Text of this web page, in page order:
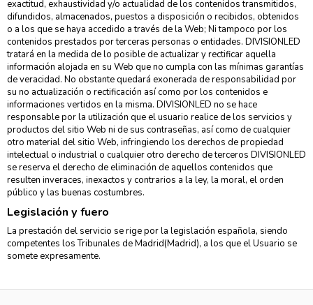
exactitud, exhaustividad y/o actualidad de los contenidos transmitidos,
difundidos, almacenados, puestos a disposición o recibidos, obtenidos
o a los que se haya accedido a través de la Web; Ni tampoco por los
contenidos prestados por terceras personas o entidades. DIVISIONLED
tratará en la medida de lo posible de actualizar y rectificar aquella
información alojada en su Web que no cumpla con las mínimas garantías
de veracidad. No obstante quedará exonerada de responsabilidad por
su no actualización o rectificación así como por los contenidos e
informaciones vertidos en la misma. DIVISIONLED no se hace
responsable por la utilización que el usuario realice de los servicios y
productos del sitio Web ni de sus contraseñas, así como de cualquier
otro material del sitio Web, infringiendo los derechos de propiedad
intelectual o industrial o cualquier otro derecho de terceros DIVISIONLED
se reserva el derecho de eliminación de aquellos contenidos que
resulten inveraces, inexactos y contrarios a la ley, la moral, el orden
público y las buenas costumbres.
Legislación y fuero
La prestación del servicio se rige por la legislación española, siendo
competentes los Tribunales de Madrid(Madrid), a los que el Usuario se
somete expresamente.